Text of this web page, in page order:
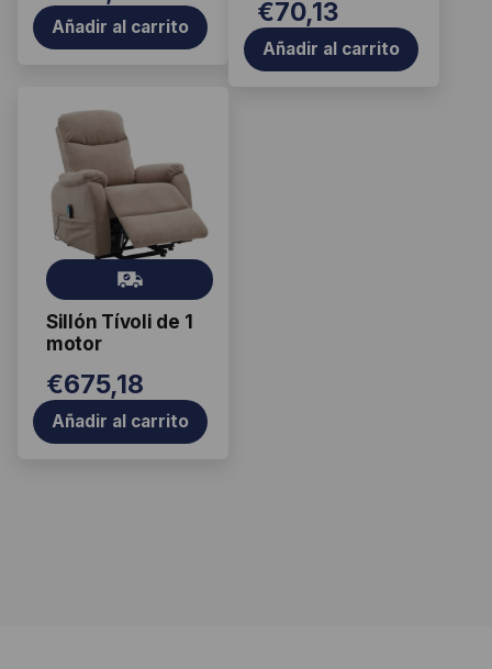
Añadir al carrito €70,13
Añadir al carrito
Sillón Tívoli de 1
motor
Gr
ati
s
€675,18
Añadir al carrito